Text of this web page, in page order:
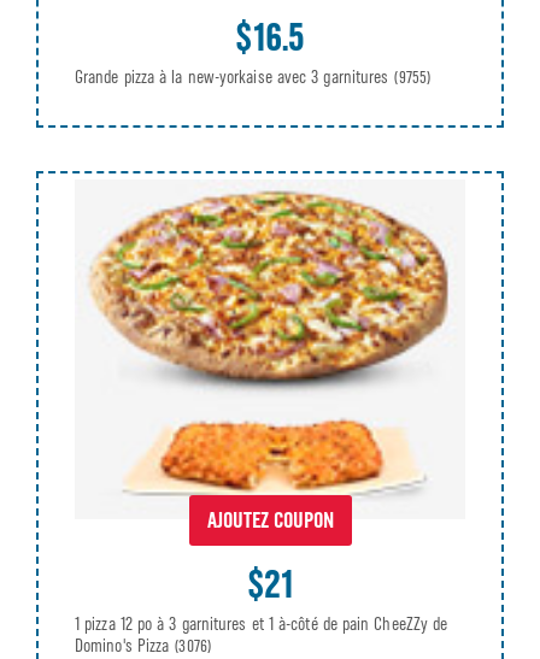
$16.5
Grande pizza à la new-yorkaise avec 3 garnitures (9755)
AJOUTEZ COUPON
$21
1 pizza 12 po à 3 garnitures et 1 à-côté de pain CheeZZy de
Domino's Pizza (3076)